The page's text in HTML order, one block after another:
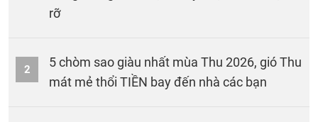
rỡ
2
5 chòm sao giàu nhất mùa Thu 2026, gió Thu
mát mẻ thổi TIỀN bay đến nhà các bạn